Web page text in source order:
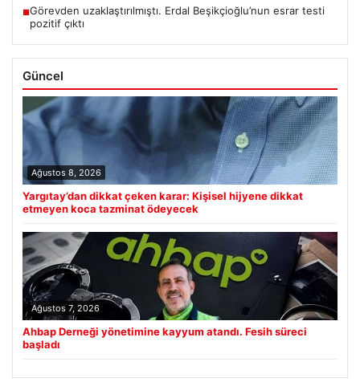
■Görevden uzaklaştırılmıştı. Erdal Beşikçioğlu’nun esrar testi
pozitif çıktı
Güncel
Ağustos 8, 2026
Yargıtay’dan dikkat çeken karar: Kişisel hijyene dikkat
etmeyen koca tazminat ödeyecek
Ağustos 7, 2026
Ahbap Derneği yönetimine kayyum atandı. Fesih süreci
başladı